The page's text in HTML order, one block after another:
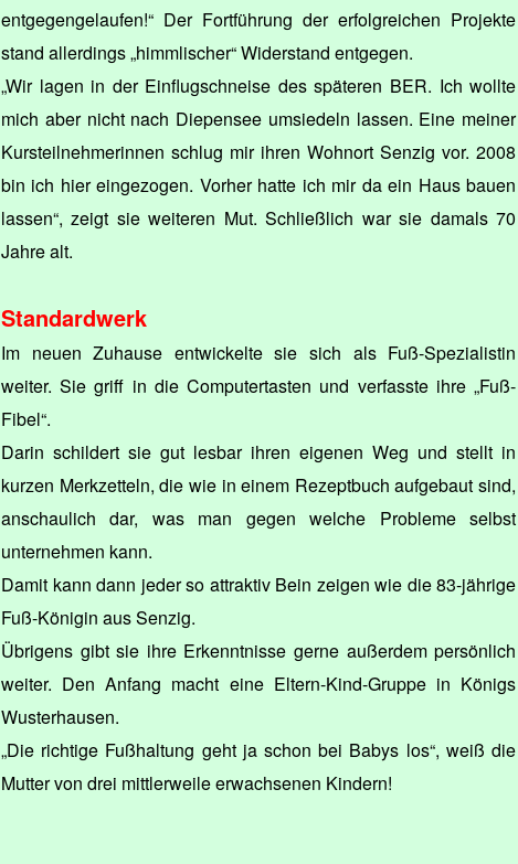
entgegengelaufen!“ Der Fortführung der erfolgreichen Projekte
stand allerdings „himmlischer“ Widerstand entgegen.
„Wir lagen in der Einflugschneise des späteren BER. Ich wollte
mich aber nicht nach Diepensee umsiedeln lassen. Eine meiner
Kursteilnehmerinnen schlug mir ihren Wohnort Senzig vor. 2008
bin ich hier eingezogen. Vorher hatte ich mir da ein Haus bauen
lassen“, zeigt sie weiteren Mut. Schließlich war sie damals 70
Jahre alt.
Standardwerk
Im neuen Zuhause entwickelte sie sich als Fuß-Spezialistin
weiter. Sie griff in die Computertasten und verfasste ihre „Fuß-
Fibel“.
Darin schildert sie gut lesbar ihren eigenen Weg und stellt in
kurzen Merkzetteln, die wie in einem Rezeptbuch aufgebaut sind,
anschaulich dar, was man gegen welche Probleme selbst
unternehmen kann.
Damit kann dann jeder so attraktiv Bein zeigen wie die 83-jährige
Fuß-Königin aus Senzig.
Übrigens gibt sie ihre Erkenntnisse gerne außerdem persönlich
weiter. Den Anfang macht eine Eltern-Kind-Gruppe in Königs
Wusterhausen.
„Die richtige Fußhaltung geht ja schon bei Babys los“, weiß die
Mutter von drei mittlerweile erwachsenen Kindern!